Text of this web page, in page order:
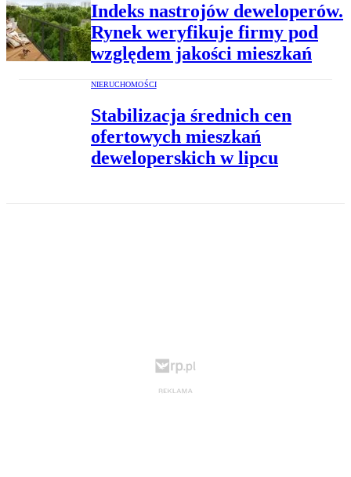
Indeks nastrojów deweloperów.
Rynek weryfikuje firmy pod
względem jakości mieszkań
NIERUCHOMOŚCI
Stabilizacja średnich cen
ofertowych mieszkań
deweloperskich w lipcu